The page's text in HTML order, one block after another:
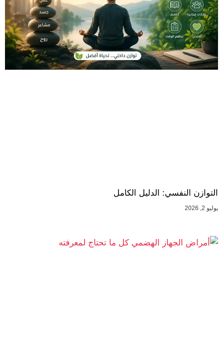
التوازن النفسي: الدليل الكامل
يوليو 2, 2026